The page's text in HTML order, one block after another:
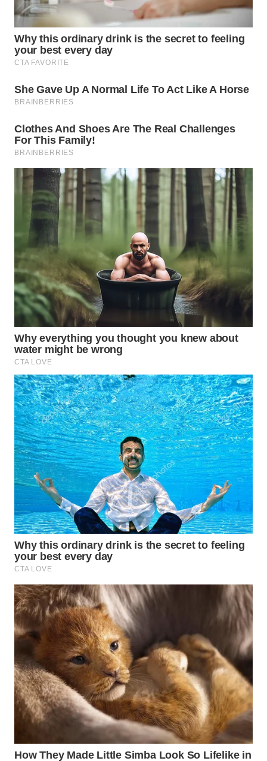
MARTABAT
NET
PLN
MKLI
LPKKI
LKKI
KOPEKLIN
PORTAL
KONSUMEN
FORWAMKI
ALPERKLINAS
FORJASIDA
NEWS
SITUNGIR
NEWS
SIDIKALANG
NEWS
SIBARAGAS
NEWS
METRO
SIANTAR
NEWS
METRO
MEDAN
NEWS
METRO
JAKARTA
NEWS
KRT